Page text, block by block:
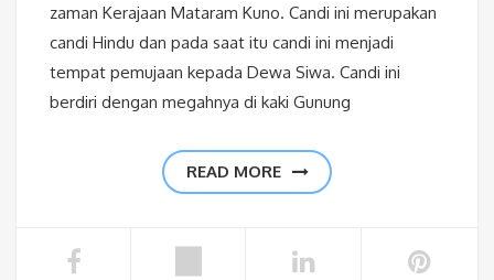
zaman Kerajaan Mataram Kuno. Candi ini merupakan
candi Hindu dan pada saat itu candi ini menjadi
tempat pemujaan kepada Dewa Siwa. Candi ini
berdiri dengan megahnya di kaki Gunung
READ MORE